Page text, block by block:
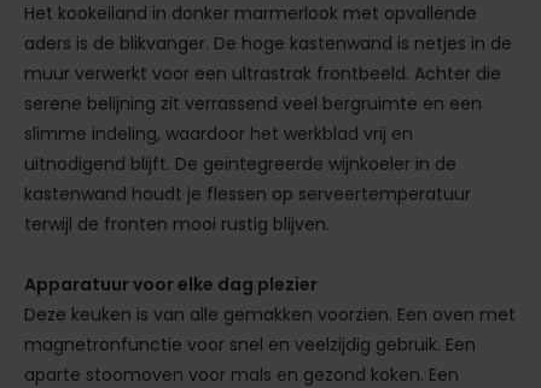
Het kookeiland in donker marmerlook met opvallende
aders is de blikvanger. De hoge kastenwand is netjes in de
muur verwerkt voor een ultrastrak frontbeeld. Achter die
serene belijning zit verrassend veel bergruimte en een
slimme indeling, waardoor het werkblad vrij en
uitnodigend blijft. De geïntegreerde wijnkoeler in de
kastenwand houdt je flessen op serveertemperatuur
terwijl de fronten mooi rustig blijven.
Apparatuur voor elke dag plezier
Deze keuken is van alle gemakken voorzien. Een oven met
magnetronfunctie voor snel en veelzijdig gebruik. Een
aparte stoomoven voor mals en gezond koken. Een